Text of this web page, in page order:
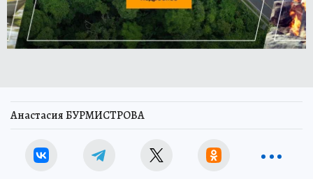
Анастасия БУРМИСТРОВА